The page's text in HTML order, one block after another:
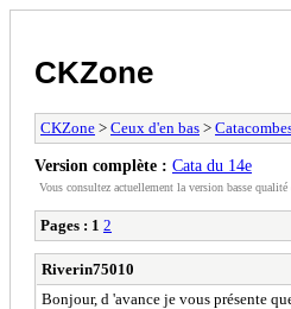
CKZone
CKZone > Ceux d'en bas >
Version complète : Cata du 14e
Vous consultez actuellement la version basse qualité
Pages : 1 2
Riverin75010
Bonjour, d 'avance je vous présente